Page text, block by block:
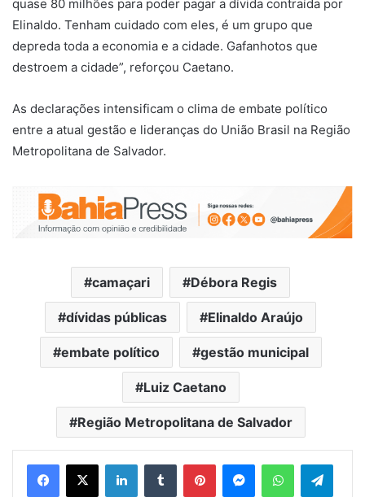
quase 80 milhões para poder pagar a dívida contraída por
Elinaldo. Tenham cuidado com eles, é um grupo que
depreda toda a economia e a cidade. Gafanhotos que
destroem a cidade”, reforçou Caetano.
As declarações intensificam o clima de embate político
entre a atual gestão e lideranças do União Brasil na Região
Metropolitana de Salvador.
camaçari Débora Regis
dívidas públicas Elinaldo Araújo
embate político gestão municipal
Luiz Caetano
Região Metropolitana de Salvador